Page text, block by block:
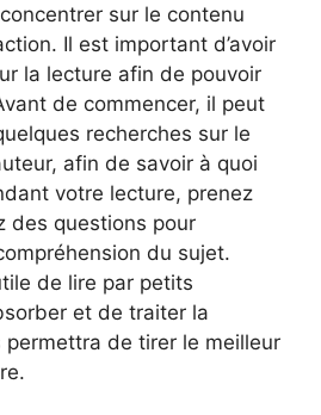
sur le contenu
Il est important d’avoir
la lecture afin de pouvoir
de commencer, il peut
recherches sur le
afin de savoir à quoi
votre lecture, prenez
des questions pour
du sujet.
de lire par petits
et de traiter la
permettra de tirer le meilleur